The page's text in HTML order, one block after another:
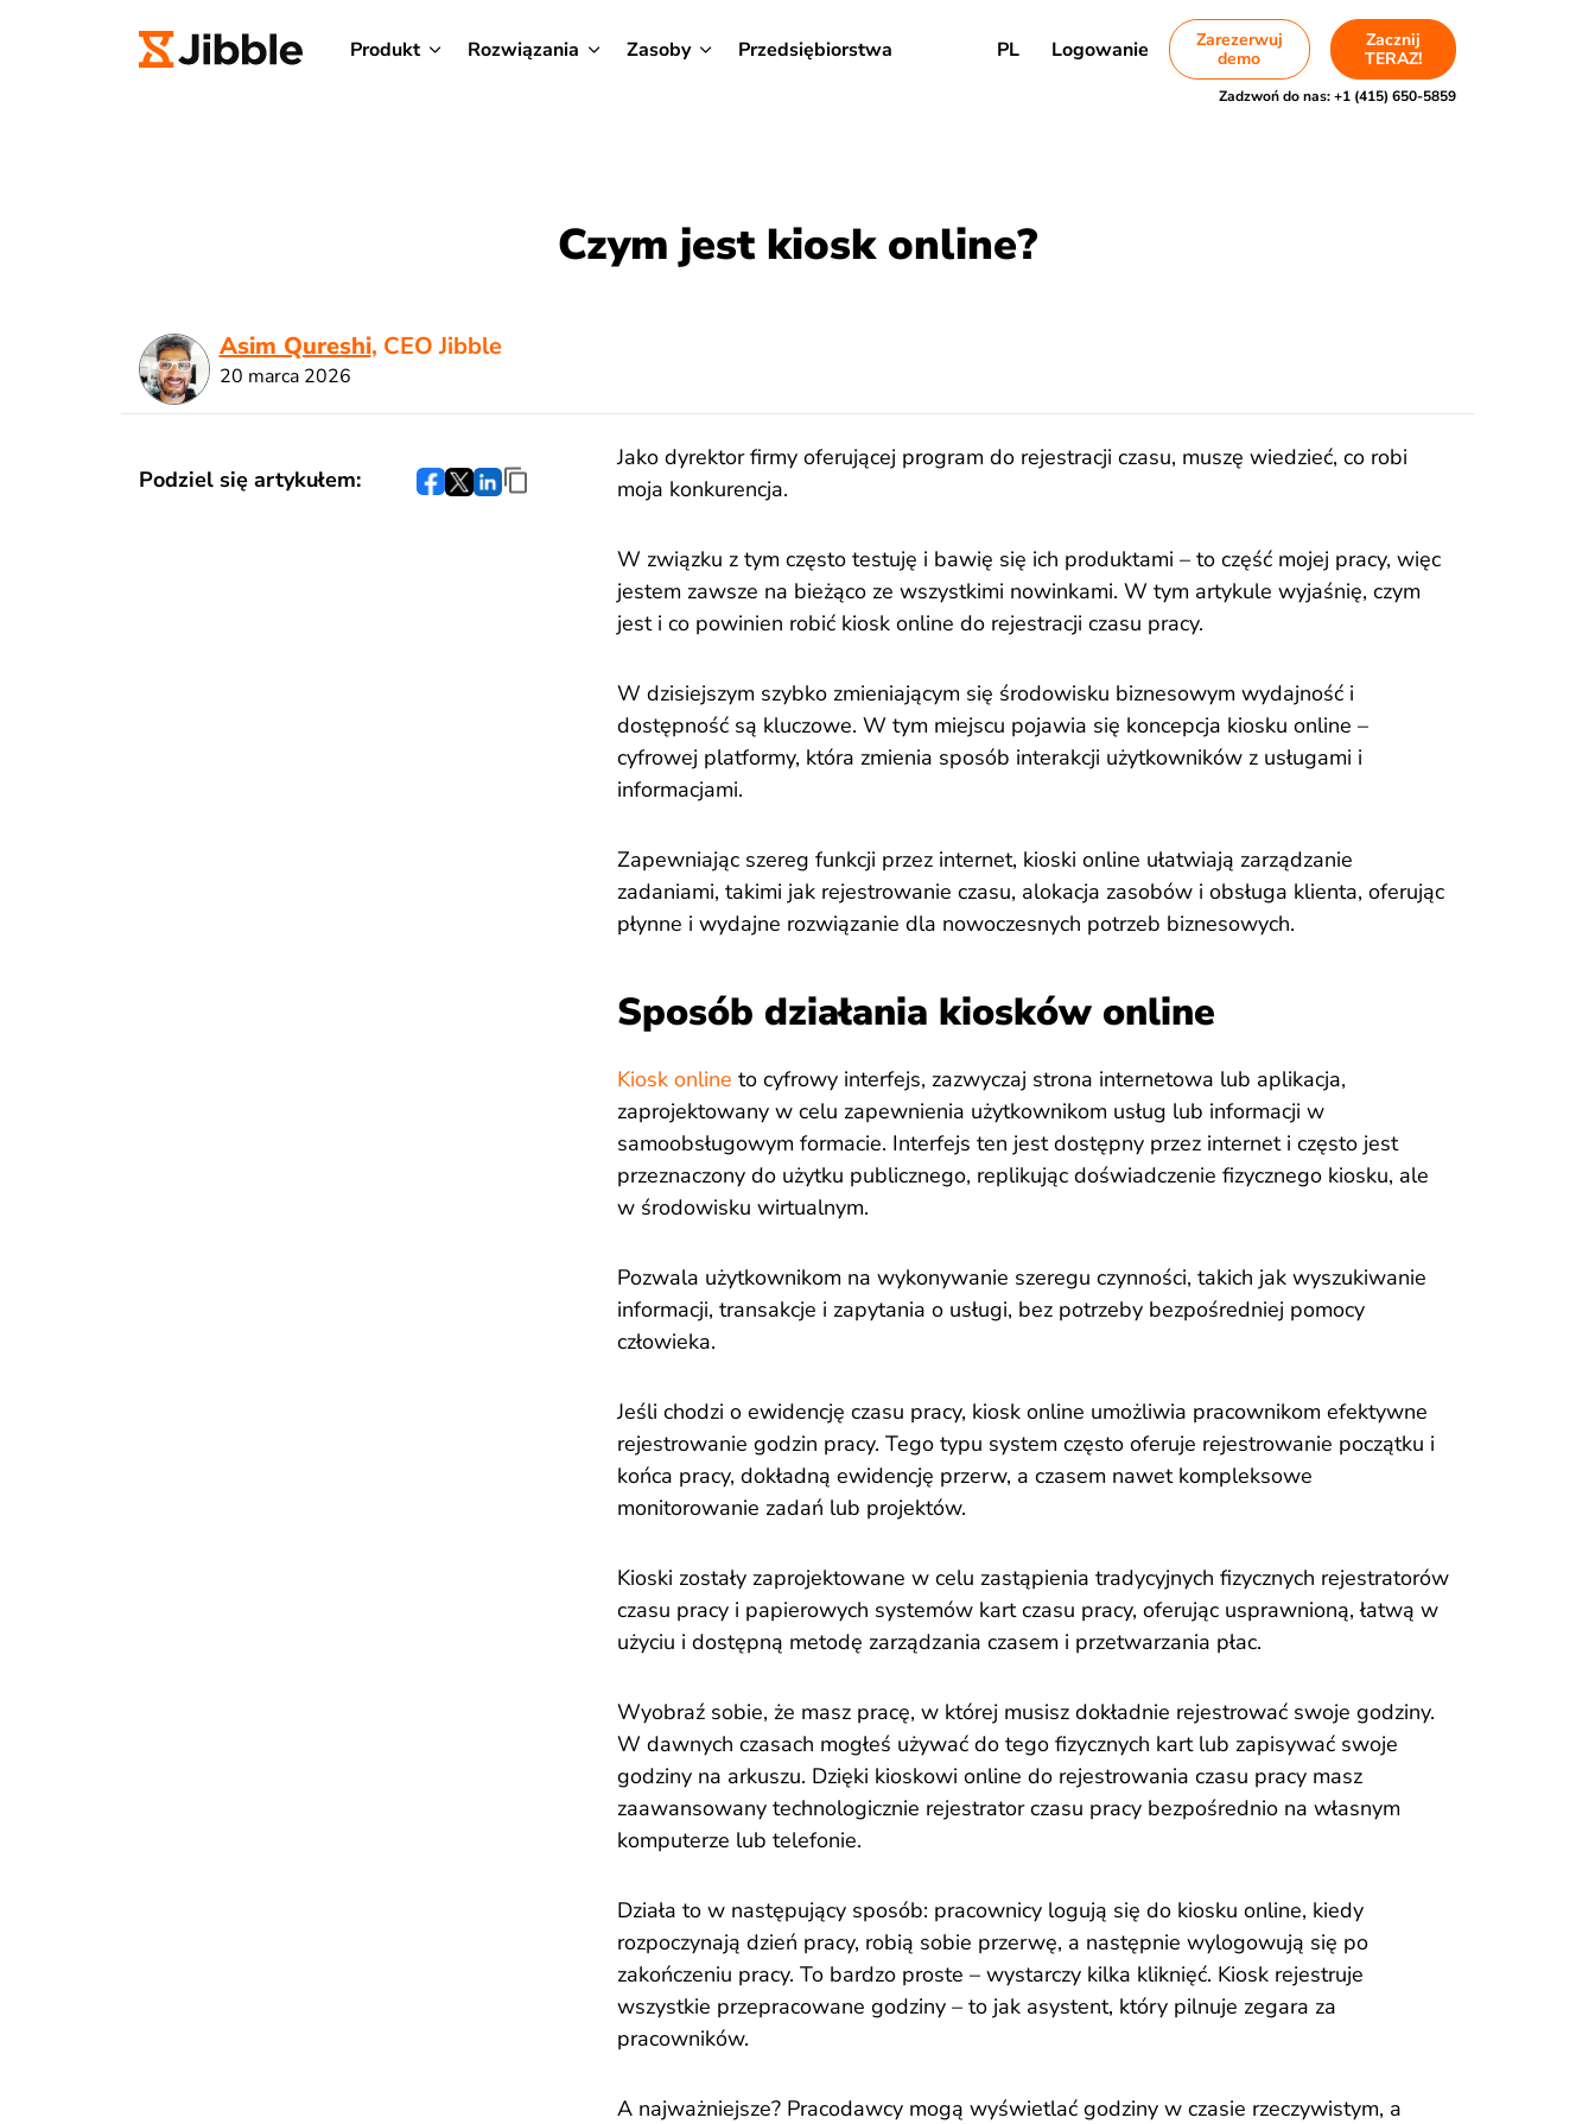
Produkt Rozwiązania Zasoby Przedsiębiorstwa PL Logowanie
Zarezerwuj
demo
Zacznij
TERAZ!
Zadzwoń do nas:+1 (415) 650-5859
Czym jest kiosk online?
Asim Qureshi, CEO Jibble
20 marca 2026
Podziel się artykułem:
Jako dyrektor firmy oferującej program do rejestracji czasu, muszę wiedzieć, co robi
moja konkurencja.
W związku z tym często testuję i bawię się ich produktami – to część mojej pracy, więc
jestem zawsze na bieżąco ze wszystkimi nowinkami. W tym artykule wyjaśnię, czym
jest i co powinien robić kiosk online do rejestracji czasu pracy.
W dzisiejszym szybko zmieniającym się środowisku biznesowym wydajność i
dostępność są kluczowe. W tym miejscu pojawia się koncepcja kiosku online –
cyfrowej platformy, która zmienia sposób interakcji użytkowników z usługami i
informacjami.
Zapewniając szereg funkcji przez internet, kioski online ułatwiają zarządzanie
zadaniami, takimi jak rejestrowanie czasu, alokacja zasobów i obsługa klienta, oferując
płynne i wydajne rozwiązanie dla nowoczesnych potrzeb biznesowych.
Sposób działania kiosków online
Kiosk online to cyfrowy interfejs, zazwyczaj strona internetowa lub aplikacja,
zaprojektowany w celu zapewnienia użytkownikom usług lub informacji w
samoobsługowym formacie. Interfejs ten jest dostępny przez internet i często jest
przeznaczony do użytku publicznego, replikując doświadczenie fizycznego kiosku, ale
w środowisku wirtualnym.
Pozwala użytkownikom na wykonywanie szeregu czynności, takich jak wyszukiwanie
informacji, transakcje i zapytania o usługi, bez potrzeby bezpośredniej pomocy
człowieka.
Jeśli chodzi o ewidencję czasu pracy, kiosk online umożliwia pracownikom efektywne
rejestrowanie godzin pracy. Tego typu system często oferuje rejestrowanie początku i
końca pracy, dokładną ewidencję przerw, a czasem nawet kompleksowe
monitorowanie zadań lub projektów.
Kioski zostały zaprojektowane w celu zastąpienia tradycyjnych fizycznych rejestratorów
czasu pracy i papierowych systemów kart czasu pracy, oferując usprawnioną, łatwą w
użyciu i dostępną metodę zarządzania czasem i przetwarzania płac.
Wyobraź sobie, że masz pracę, w której musisz dokładnie rejestrować swoje godziny.
W dawnych czasach mogłeś używać do tego fizycznych kart lub zapisywać swoje
godziny na arkuszu. Dzięki kioskowi online do rejestrowania czasu pracy masz
zaawansowany technologicznie rejestrator czasu pracy bezpośrednio na własnym
komputerze lub telefonie.
Działa to w następujący sposób: pracownicy logują się do kiosku online, kiedy
rozpoczynają dzień pracy, robią sobie przerwę, a następnie wylogowują się po
zakończeniu pracy. To bardzo proste – wystarczy kilka kliknięć. Kiosk rejestruje
wszystkie przepracowane godziny – to jak asystent, który pilnuje zegara za
pracowników.
A najważniejsze? Pracodawcy mogą wyświetlać godziny w czasie rzeczywistym, a